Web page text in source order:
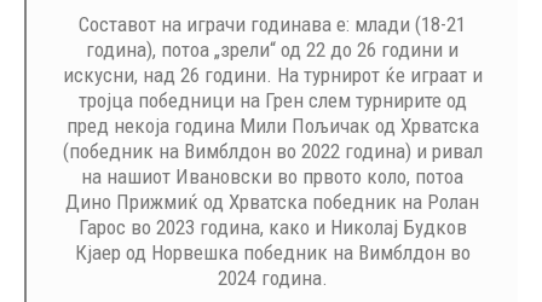
Составот на играчи годинава е: млади (18-21
година), потоа „зрели“ од 22 до 26 години и
искусни, над 26 години. На турнирот ќе играат и
тројца победници на Грен слем турнирите од
пред некоја година Мили Пољичак од Хрватска
(победник на Вимблдон во 2022 година) и ривал
на нашиот Ивановски во првото коло, потоа
Дино Прижмиќ од Хрватска победник на Ролан
Гарос во 2023 година, како и Николај Будков
Кјаер од Норвешка победник на Вимблдон во
2024 година.